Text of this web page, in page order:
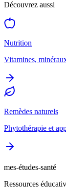
Découvrez aussi
Nutrition
Vitamines,
Remèdes naturels
Phytothérapie et
mes-études-santé
Ressources